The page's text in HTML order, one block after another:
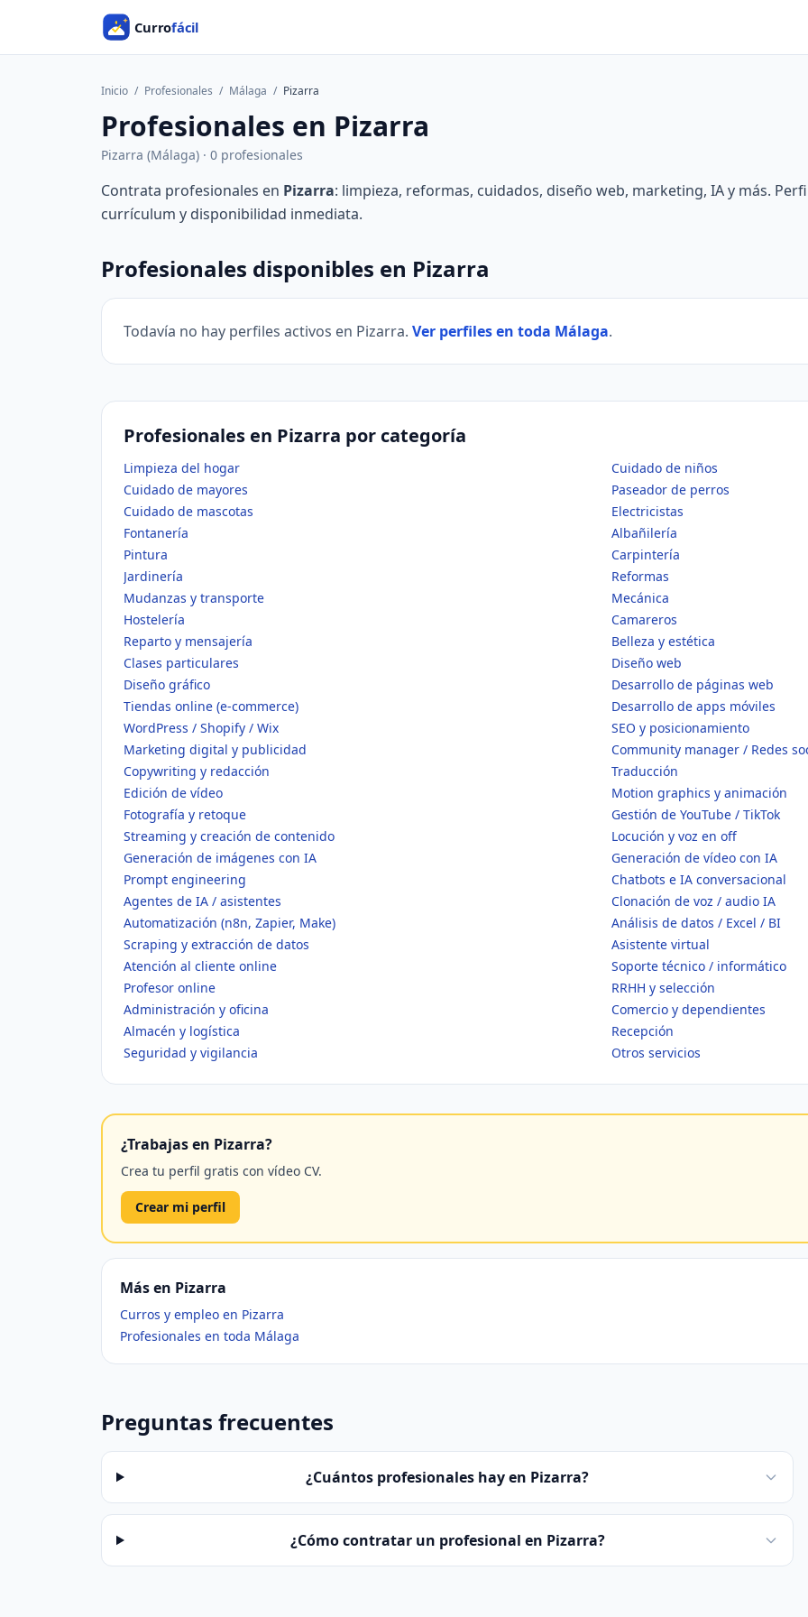
Inicio / Profesionales / Málaga / Pizarra
Profesionales en Pizarra
Pizarra (Málaga) · 0 profesionales
Contrata profesionales en Pizarra: limpieza, reformas, cuidados, diseño web, marketing, IA y más.
currículum y disponibilidad inmediata.
Profesionales disponibles en Pizarra
Todavía no hay perfiles activos en Pizarra. Ver perfiles en toda Málaga.
Profesionales en Pizarra por categoría
Limpieza del hogar
Cuidado de niños
Cuidado de mayores
Paseador de perros
Cuidado de mascotas
Electricistas
Fontanería
Albañilería
Pintura
Carpintería
Jardinería
Reformas
Mudanzas y transporte
Mecánica
Hostelería
Camareros
Reparto y mensajería
Belleza y estética
Clases particulares
Diseño web
Diseño gráfico
Desarrollo de páginas web
Tiendas online (e-commerce)
Desarrollo de apps móviles
WordPress / Shopify / Wix
SEO y posicionamiento
Marketing digital y publicidad
Community manager / Redes
Copywriting y redacción
Traducción
Edición de vídeo
Motion graphics y animación
Fotografía y retoque
Gestión de YouTube / TikTok
Streaming y creación de contenido
Locución y voz en off
Generación de imágenes con IA
Generación de vídeo con IA
Prompt engineering
Chatbots e IA conversacional
Agentes de IA / asistentes
Clonación de voz / audio IA
Automatización (n8n, Zapier, Make)
Análisis de datos / Excel / BI
Scraping y extracción de datos
Asistente virtual
Atención al cliente online
Soporte técnico / informático
Profesor online
RRHH y selección
Administración y oficina
Comercio y dependientes
Almacén y logística
Recepción
Seguridad y vigilancia
Otros servicios
¿Trabajas en Pizarra?
Crea tu perfil gratis con vídeo CV.
Crear mi perfil
Más en Pizarra
Curros y empleo en Pizarra
Profesionales en toda Málaga
Preguntas frecuentes
¿Cuántos profesionales hay en Pizarra?
¿Cómo contratar un profesional en Pizarra?